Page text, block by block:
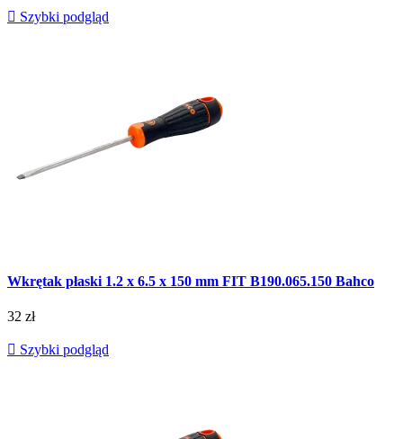
 Szybki podgląd
Wkrętak płaski 1.2 x 6.5 x 150 mm FIT B190.065.150 Bahco
32 zł
 Szybki podgląd